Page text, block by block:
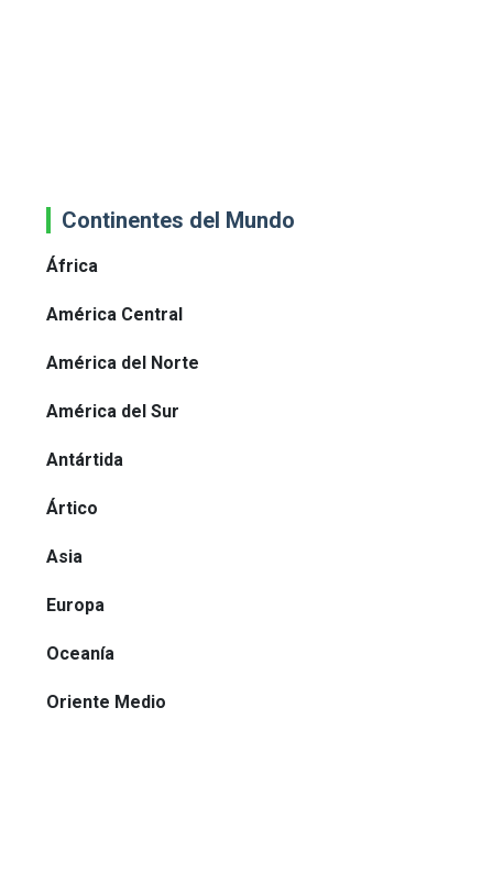
Continentes del Mundo
África
América Central
América del Norte
América del Sur
Antártida
Ártico
Asia
Europa
Oceanía
Oriente Medio